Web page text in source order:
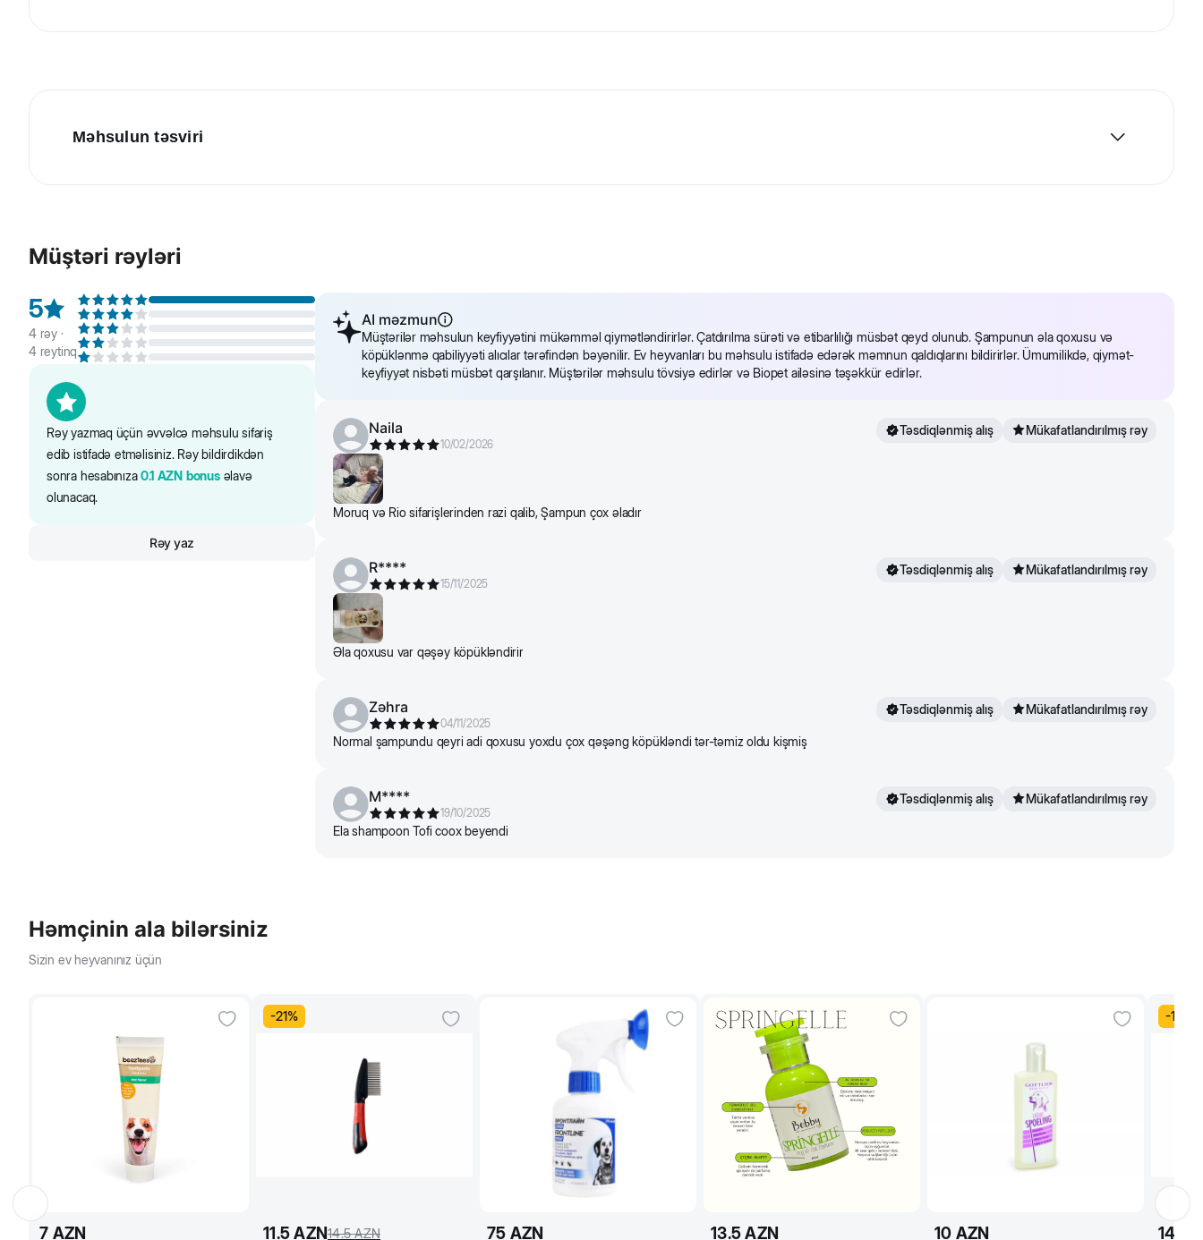
Məhsulun təsviri
- universallıq (it və pişiklərin baxımı üçün istifadə oluna bilər)
- bol köpüklü zərif təmizləmə (dərini zədələmir və qıcıqlandırmır)
- şirin vanil notu əhval-ruhunuzu qaldırır
- nanə və şam ağacının ətri rahatlaşdırıcı və sakitləşdirici təsirə malikdir
- tükləri canlandırır və parlaqlığını təmin edir
- gündəlik baxım üçün yararlıdır
Bobby Marinella şampunu ilə dostunuz nəinki uzun müddət təmiz qalır, həmçinin təravətli meşə ətri ilə ətrafındakilara zövq verir.
Müştəri rəyləri
5
4rəy ·
4reytinq
Rəy yazmaq üçün əvvəlcə məhsulu sifariş
edib istifadə etməlisiniz. Rəy bildirdikdən
sonra hesabınıza0.1 AZN bonusəlavə
olunacaq.
Rəy yaz
AI məzmun
Müştərilər məhsulun keyfiyyətini mükəmməl qiymətləndirirlər. Çatdırılma sürəti və etibarlılığı müsbət qeyd olunub. Şampunun əla qoxusu və
köpüklənmə qabiliyyəti alıcılar tərəfindən bəyənilir. Ev heyvanları bu məhsulu istifadə edərək məmnun qaldıqlarını bildirirlər. Ümumilikdə, qiymət-
keyfiyyət nisbəti müsbət qarşılanır. Müştərilər məhsulu tövsiyə edirlər və Biopet ailəsinə təşəkkür edirlər.
Naila
10/02/2026
Təsdiqlənmiş alış Mükafatlandırılmış rəy
Moruq və Rio sifarişlerinden razi qalib, Şampun çox əladır
R****
15/11/2025
Təsdiqlənmiş alış Mükafatlandırılmış rəy
Əla qoxusu var qəşəy köpükləndirir
Zəhra
04/11/2025
Təsdiqlənmiş alış Mükafatlandırılmış rəy
Normal şampundu qeyri adi qoxusu yoxdu çox qəşəng köpükləndi tər-təmiz oldu kişmiş
M****
19/10/2025
Təsdiqlənmiş alış Mükafatlandırılmış rəy
Ela shampoon Tofi coox beyendi
Həmçinin ala bilərsiniz
Sizin ev heyvanınız üçün
7 AZN
-21%
11.5 AZN14.5 AZN
75 AZN 13.5 AZN 10 AZN
-15
14